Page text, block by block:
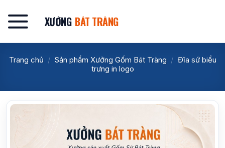
qua
nội
dung
XƯỞNG BÁT TRÀNG
Trang chủ / Sản phẩm Xưởng Gốm Bát Tràng / Đĩa sứ biểu
trưng in logo